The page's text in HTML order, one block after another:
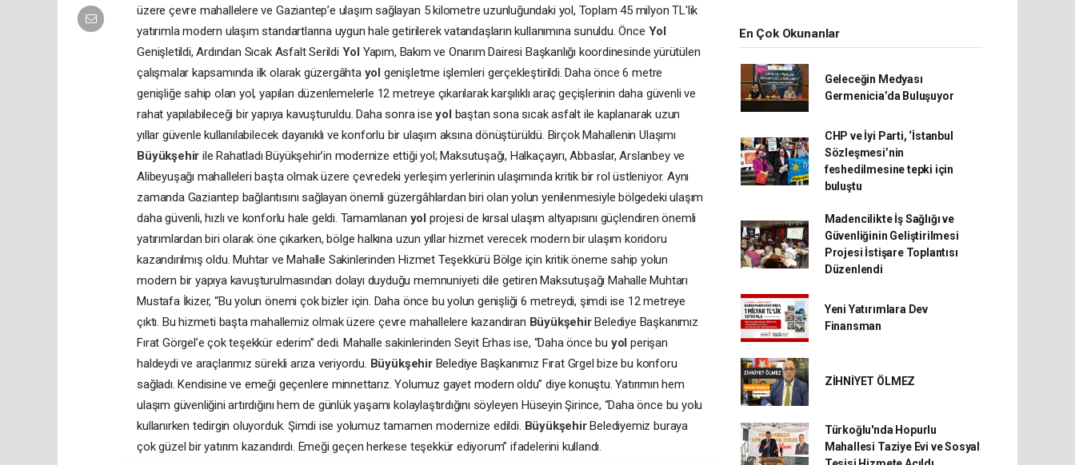
üzere çevre mahallelere ve Gaziantep’e ulaşım sağlayan 5 kilometre uzunluğundaki yol, Toplam 45 milyon TL'lik
yatırımla modern ulaşım standartlarına uygun hale getirilerek vatandaşların kullanımına sunuldu. Önce Yol
Genişletildi, Ardından Sıcak Asfalt Serildi Yol Yapım, Bakım ve Onarım Dairesi Başkanlığı koordinesinde yürütülen
çalışmalar kapsamında ilk olarak güzergâhta yol genişletme işlemleri gerçekleştirildi. Daha önce 6 metre
genişliğe sahip olan yol, yapılan düzenlemelerle 12 metreye çıkarılarak karşılıklı araç geçişlerinin daha güvenli ve
rahat yapılabileceği bir yapıya kavuşturuldu. Daha sonra iseyol baştan sona sıcak asfalt ile kaplanarak uzun
yıllar güvenle kullanılabilecek dayanıklı ve konforlu bir ulaşım aksına dönüştürüldü. Birçok Mahallenin Ulaşımı
Büyükşehir ile Rahatladı Büyükşehir’in modernize ettiği yol; Maksutuşağı, Halkaçayırı, Abbaslar, Arslanbey ve
Alibeyuşağı mahalleleri başta olmak üzere çevredeki yerleşim yerlerinin ulaşımında kritik bir rol üstleniyor. Aynı
zamanda Gaziantep bağlantısını sağlayan önemli güzergâhlardan biri olan yolun yenilenmesiyle bölgedeki ulaşım
daha güvenli, hızlı ve konforlu hale geldi. Tamamlanan yol projesi de kırsal ulaşım altyapısını güçlendiren önemli
yatırımlardan biri olarak öne çıkarken, bölge halkına uzun yıllar hizmet verecek modern bir ulaşım koridoru
kazandırılmış oldu. Muhtar ve Mahalle Sakinlerinden Hizmet Teşekkürü Bölge için kritik öneme sahip yolun
modern bir yapıya kavuşturulmasından dolayı duyduğu memnuniyeti dile getiren Maksutuşağı Mahalle Muhtarı
Mustafa İkizer, “Bu yolun önemi çok bizler için. Daha önce bu yolun genişliği 6 metreydi, şimdi ise 12 metreye
çıktı. Bu hizmeti başta mahallemiz olmak üzere çevre mahallelere kazandıran BüyükşehirBelediye Başkanımız
Fırat Görgel’e çok teşekkür ederim” dedi. Mahalle sakinlerinden Seyit Erhas ise, “Daha önce bu yolperişan
haldeydi ve araçlarımız sürekli arıza veriyordu. Büyükşehir Belediye Başkanımız Fırat Grgel bize bu konforu
sağladı. Kendisine ve emeği geçenlere minnettarız. Yolumuz gayet modern oldu” diye konuştu. Yatırımın hem
ulaşım güvenliğini artırdığını hem de günlük yaşamı kolaylaştırdığını söyleyen Hüseyin Şirince, “Daha önce bu yolu
kullanırken tedirgin oluyorduk. Şimdi ise yolumuz tamamen modernize edildi. BüyükşehirBelediyemiz buraya
çok güzel bir yatırım kazandırdı. Emeği geçen herkese teşekkür ediyorum” ifadelerini kullandı.
En Çok Okunanlar
Geleceğin Medyası
Germenicia’da Buluşuyor
CHP ve İyi Parti, ‘İstanbul
Sözleşmesi’nin
feshedilmesine tepki için
buluştu
Madencilikte İş Sağlığı ve
Güvenliğinin Geliştirilmesi
Projesi İstişare Toplantısı
Düzenlendi
Yeni Yatırımlara Dev
Finansman
ZİHNİYET ÖLMEZ
Türkoğlu'nda Hopurlu
Mahallesi Taziye Evi ve Sosyal